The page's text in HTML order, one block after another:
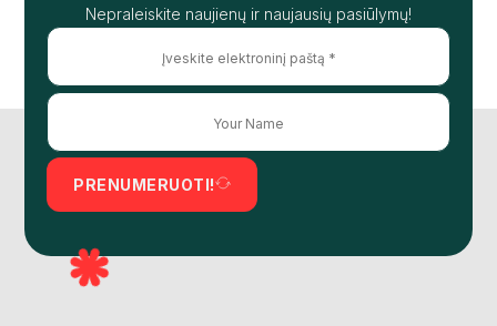
Nepraleiskite naujienų ir naujausių pasiūlymų!
PRENUMERUOTI!